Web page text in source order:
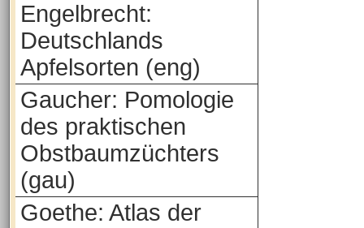
Engelbrecht:
Deutschlands
Apfelsorten (eng)
Gaucher: Pomologie
des praktischen
Obstbaumzüchters
(gau)
Goethe: Atlas der